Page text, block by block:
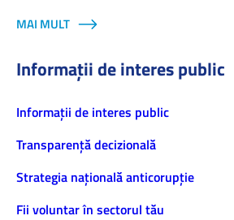
MAI MULT
Informații de interes public
Informaţii de interes public
Transparență decizională
Strategia națională anticorupție
Fii voluntar în sectorul tău